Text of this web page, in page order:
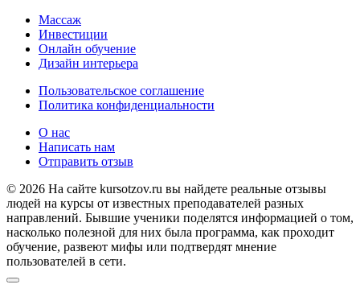
Массаж
Инвестиции
Онлайн обучение
Дизайн интерьера
Пользовательское соглашение
Политика конфиденциальности
О нас
Написать нам
Отправить отзыв
© 2026 На сайте kursotzov.ru вы найдете реальные отзывы
людей на курсы от известных преподавателей разных
направлений. Бывшие ученики поделятся информацией о том,
насколько полезной для них была программа, как проходит
обучение, развеют мифы или подтвердят мнение
пользователей в сети.